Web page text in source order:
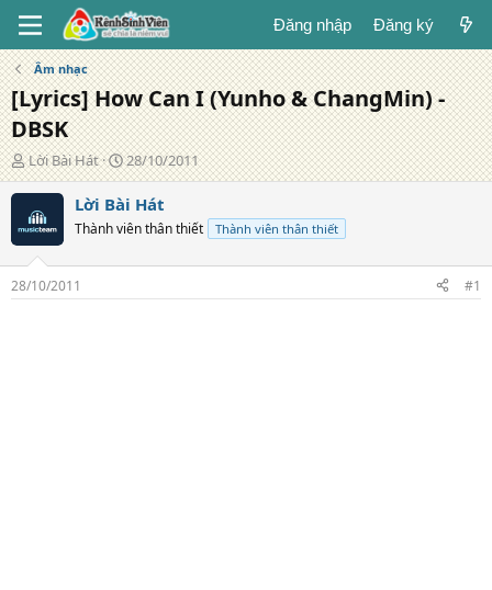
Đăng nhập Đăng ký
Âm nhạc
[Lyrics] How Can I (Yunho & ChangMin) -
DBSK
T
á
c
g
i
ả
Lời Bài Hát
N
g
à
y
đ
g
28/10/2011
Lời Bài Hát
Thành viên thân thiết Thành viên thân thiết
28/10/2011 #1